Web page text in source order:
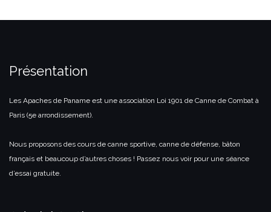
Présentation
Les Apaches de Paname est une association Loi 1901 de Canne de Combat à
Paris (5e arrondissement).
Nous proposons des cours de canne sportive, canne de défense, bâton
français et beaucoup d’autres choses ! Passez nous voir pour une séance
d’essai gratuite.